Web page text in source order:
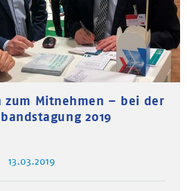
zum Mitnehmen – bei der
2019
13.03.2019